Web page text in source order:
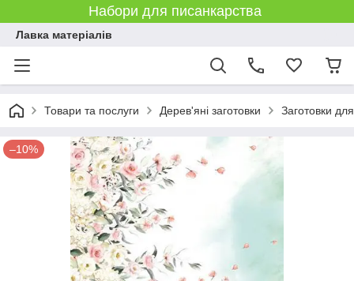
Набори для писанкарства
Лавка матеріалів
Товари та послуги Дерев'яні заготовки Заготовки
–10%